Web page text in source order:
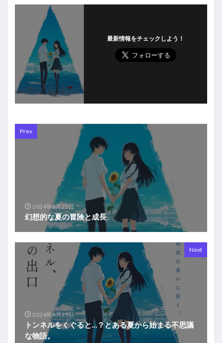
最新情報をチェックしよう！
Prev
2024年6月25日
幻想的な夏の冒険と成長
Next
2024年6月25日
トンネルをくぐると…？とある夏から始まる不思議
な物語。